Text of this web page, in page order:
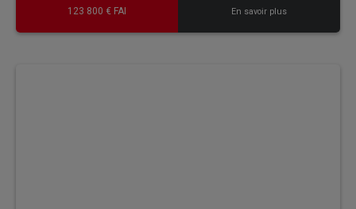
123 800 € FAI En savoir plus